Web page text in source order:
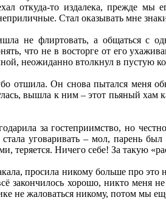
откуда-то издалека, прежде
Стал оказывать мне
не флиртовать, а общаться с
что не в восторге от его
неожиданно втолкнул в пустую
отшила. Он снова пытался меня
вышла к ним – этот пьяный хам
за гостеприимство, но
стала уговаривать – мол, парень
теряется. Ничего себе! За такую
просила никому больше про
закончилось хорошо, никто меня
не жаловаться никому, потом мы